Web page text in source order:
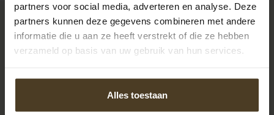
partners voor social media, adverteren en analyse. Deze
partners kunnen deze gegevens combineren met andere
informatie die u aan ze heeft verstrekt of die ze hebben
verzameld op basis van uw gebruik van hun services.
Alles toestaan
Klanten beoordelen
ons een: 9 uit de 930